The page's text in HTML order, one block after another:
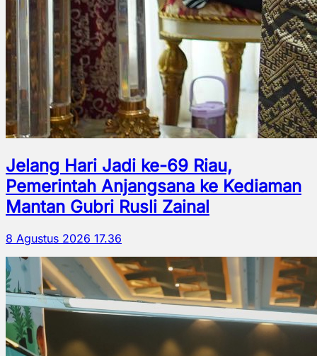
Jelang Hari Jadi ke-69 Riau,
Pemerintah Anjangsana ke Kediaman
Mantan Gubri Rusli Zainal
8 Agustus 2026 17.36